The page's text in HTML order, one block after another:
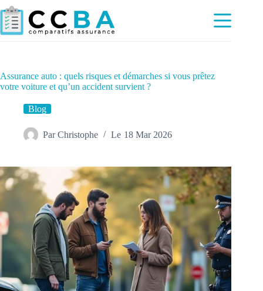
Passer
au
contenu
Assurance auto : quels risques et démarches si vous prêtez
votre voiture et qu’un accident survient ?
Blog
Par Christophe Le 18 Mar 2026